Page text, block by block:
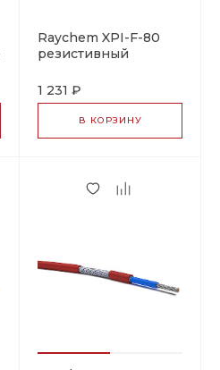
Raychem XPI-F-80
резистивный
1 231 ₽
В КОРЗИНУ